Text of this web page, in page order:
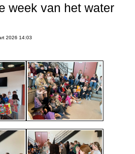
week van het water
2026 14:03